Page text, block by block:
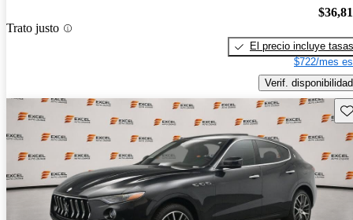
Trato justo
El precio incluye tasas
$722/mes
Verif. disponibilidad